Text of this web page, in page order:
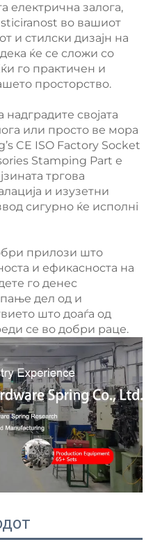
електрична залога,
во вашиот
и стилски дизајн на
ќе се сложи со
го практичен и
просторство.
надградите својата
или просто ве мора
CE ISO Factory Socket
Stamping Part е
тргова
и изузетни
сигурно ќе исполнi
прилози што
и ефикасноста на
го денес
дел од и
што доаѓа од
се во добри раце.